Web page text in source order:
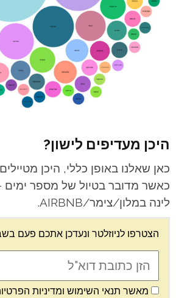
היכן מעדיפים לישון?
כאן שאלנו באופן כללי, היכן
כאשר מדובר בטיול של מספר ימים
לינה במלון/צימר/AIRBNB.
הצטרפו לניוזלטר ונעדכן אתכם פעם
מאשר תנאי השימוש ומדיניות